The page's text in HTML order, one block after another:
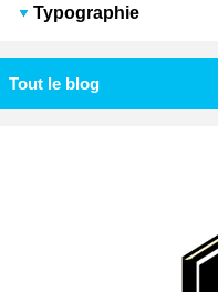
Typographie
Tout le blog